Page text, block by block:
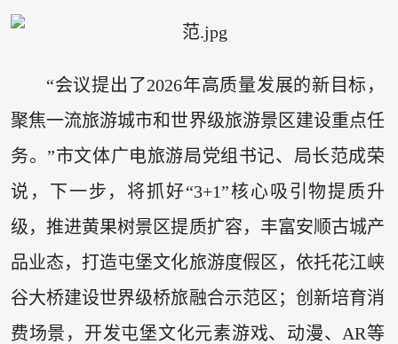
“会议提出了2026年高质量发展的新目标，
聚焦一流旅游城市和世界级旅游景区建设重点任
务。”市文体广电旅游局党组书记、局长范成荣
说，下一步，将抓好“3+1”核心吸引物提质升
级，推进黄果树景区提质扩容，丰富安顺古城产
品业态，打造屯堡文化旅游度假区，依托花江峡
谷大桥建设世界级桥旅融合示范区；创新培育消
费场景，开发屯堡文化元素游戏、动漫、AR等